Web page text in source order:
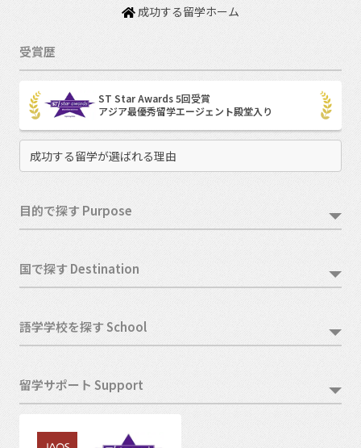
成功する留学ホーム
受賞歴
ST Star Awards 5回受賞
アジア最優秀留学エージェント殿堂入り
成功する留学が選ばれる理由
目的で探す Purpose
国で探す Destination
語学学校を探す School
留学サポート Support